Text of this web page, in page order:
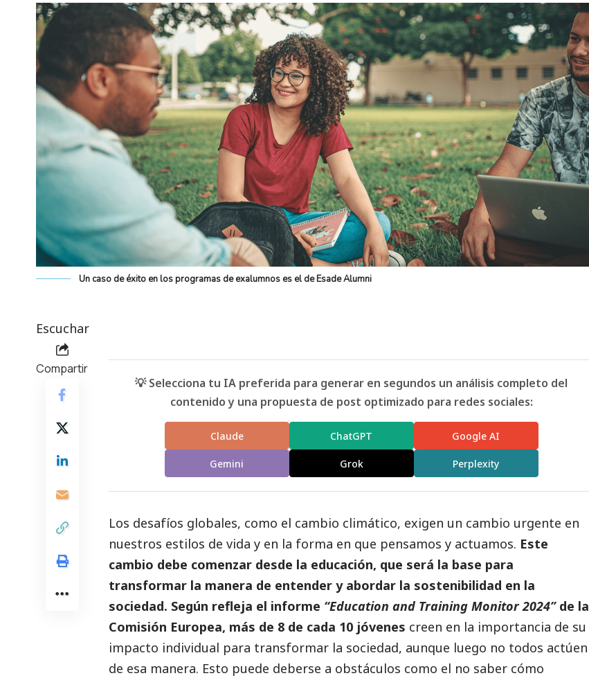
Un caso de éxito en los programas de exalumnos es el de Esade Alumni
Escuchar
Compartir
💡 Selecciona tu IA preferida para generar en segundos un análisis completo del
contenido y una propuesta de post optimizado para redes sociales:
Claude ChatGPT Google AI
Gemini Grok Perplexity
Los desafíos globales, como el cambio climático, exigen un cambio urgente en
nuestros estilos de vida y en la forma en que pensamos y actuamos. Este
cambio debe comenzar desde la educación, que será la base para
transformar la manera de entender y abordar la sostenibilidad en la
sociedad. Según refleja el informe “Education and Training Monitor 2024”de la
Comisión Europea, más de 8 de cada 10 jóvenes creen en la importancia de su
impacto individual para transformar la sociedad, aunque luego no todos actúen
de esa manera. Esto puede deberse a obstáculos como el no saber cómo